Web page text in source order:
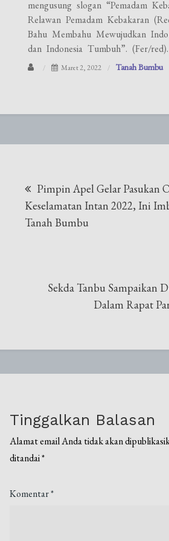
mengusung slogan “Pemadam
Relawan Pemadam Kebakaran
Bahu Membahu Mewujudkan
dan Indonesia Tumbuh”. (Fer/red).
Maret 2, 2022 Tanah Bumbu
pos
Pimpin Apel Gelar Pasukan
Keselamatan Intan 2022, Ini
Tanah Bumbu
Sekda Tanbu Sampaikan
Dalam Rapat
Tinggalkan Balasan
Alamat email Anda tidak akan
ditandai*
Komentar*